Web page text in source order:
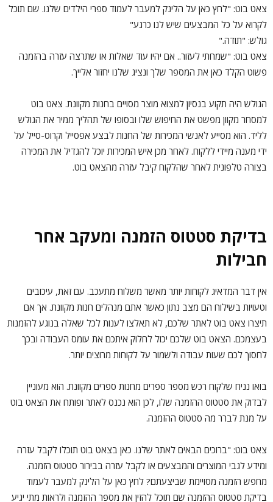
צאט בוט: "לחץ כאן על הלינק למעבר לעמוד ספרי הילדים שלנו. שם תוכל
לקרוא על כל המבצעים שיש לנו כרגע"
גולש: "תודה."
צאט בוט: "שמחתי לעזור.. אם יהיו עוד שאלות או שתרצה עזרה בהזמנה
פשוט הקלד כאן את המספר שלך ונציג שלנו יחזור אלייך.
הגולש היה תקוע בנסיון למצוא מוצר מסויים בחנות מקוונת. צאט בוט
למסחר מקוון מפשט את החיפוש שלו ובסופו של תהליך ממיר את הגולש
לליד. הוא מסייע לאנשי המכירות של החנות לבצע אפסייל וקרוס-סייל על
ידי מענה מיידי ללקוח. לאחר מכן איש המכירות יוכל להגדיל את המכירה
בצורה טלפונית לאחר שהלקוח קיבל עזרה מהצאט בוט.
בדיקת סטטוס הזמנה ומעקב אחר
חבילות
אין דבר המדאיג לקוחות יותר מאשר משלוח מתעכב. עם זאת, עיכובים
וטעויות בשילוח הם מצב נתון כאשר אתם מנהלים חנות מקוונת. אך אם
תיצרו צאט בוט לאתר שלכם, לא תאלצו לענות לכל שאלה בנוגע להזמנות
בעצמכם. הצאט בוט שלכם יכול לחלוק איתכם את עומס העבודה ובכך
לחסוך לכם שעות עבודה ולשמור על לקוחות מרוצים יותר.
בואו נניח שלקוח רכש מספר ספרים מחנות ספרים מקוונת. הוא מעוניין
לבדוק את סטטוס ההזמנה שלו, לכן הוא נכנס לאתר ופותח את הצאט בוט
על מנת לברר מה סטטוס ההזמנה.
צאט בוט: "ברוכים הבאים לאתר שלנו. כאן בצאט בוט תוכלו לקבל עזרה
ומידע לגבי המוצרים והמבצעים או לקבל עזרה בבירור סטטוס הזמנה.
מחפש הזמנה מסויימת שביצעתם? לחץ כאן על הלינק למעבר לעמוד
בדיקת סטטוס ההזמנה שם תוכל להזין את מספר ההזמנה ולראות מתי יגיע